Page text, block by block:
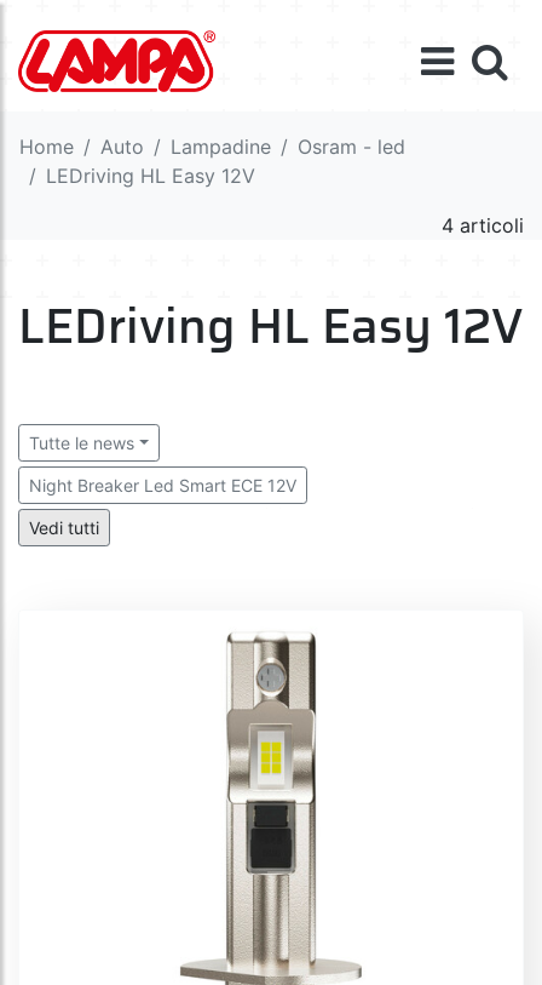
Home Auto Lampadine
Osram - led
LEDriving HL Easy 12V
4 articoli
LEDriving HL Easy 12V
Tutte le news
Night Breaker Led Smart ECE 12V
Night Breaker Led Smart 12V
LEDriving XTR 12V
LEDriving SL
LEDriving Canbus Control Unit LEDriving HL 12/24V
LEDriving Retrofit Led Premium 12V
LEDriving Retrofit Led Standard 12V
Vedi tutti